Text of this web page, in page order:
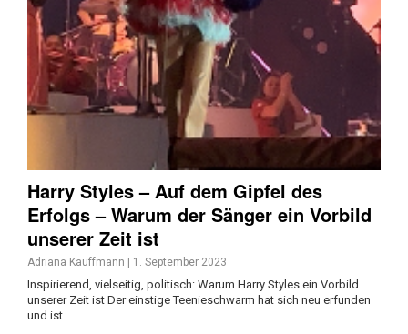
Harry Styles – Auf dem Gipfel des
Erfolgs – Warum der Sänger ein Vorbild
unserer Zeit ist
Adriana Kauffmann | 1. September 2023
Inspirierend, vielseitig, politisch: Warum Harry Styles ein Vorbild
unserer Zeit ist Der einstige Teenieschwarm hat sich neu erfunden
und ist…